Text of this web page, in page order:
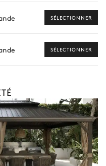
Notre conciergerie
pour votre séjour.
SÉLECTIONNER
SÉLECTIONNER